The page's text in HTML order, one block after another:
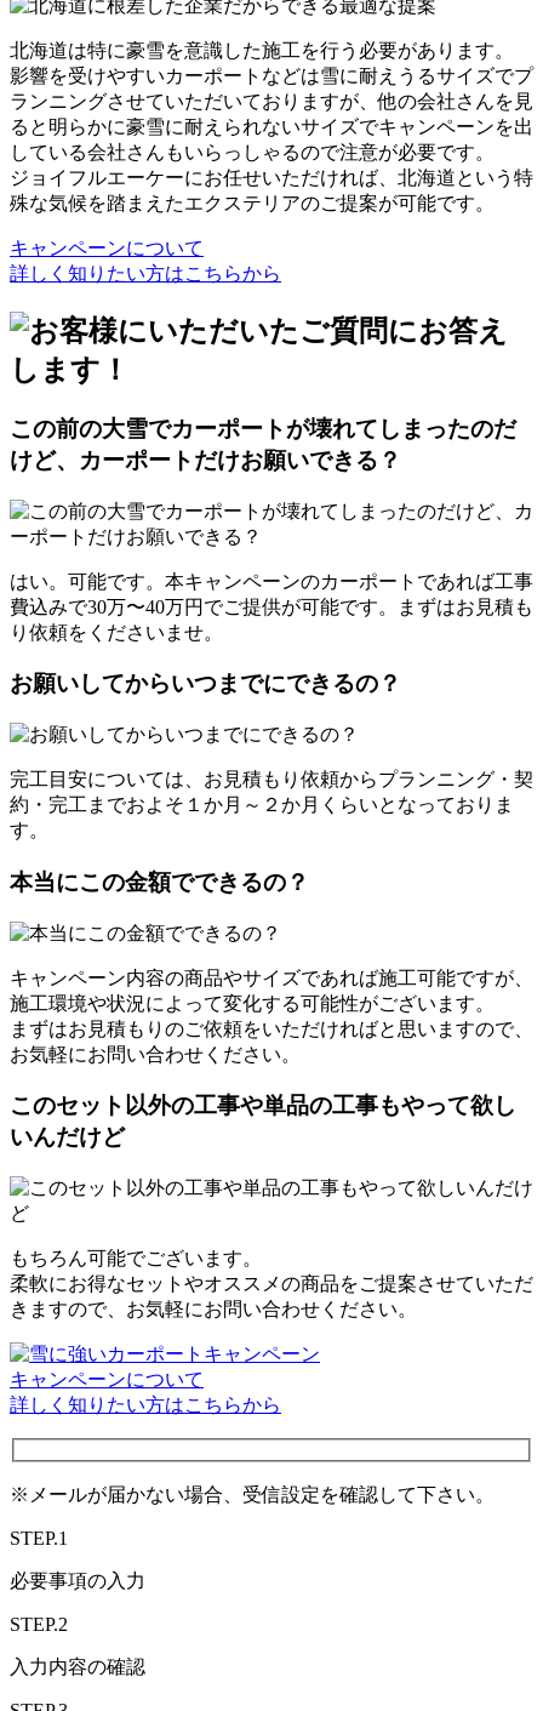
北海道は特に豪雪を意識した施工を行う必要があります。
影響を受けやすいカーポートなどは雪に耐えうるサイズでプ
ランニングさせていただいておりますが、他の会社さんを見
ると明らかに豪雪に耐えられないサイズでキャンペーンを出
している会社さんもいらっしゃるので注意が必要です。
ジョイフルエーケーにお任せいただければ、北海道という特
殊な気候を踏まえたエクステリアのご提案が可能です。
キャンペーンについて
詳しく知りたい方はこちらから
この前の大雪でカーポートが壊れてしまったのだ
けど、カーポートだけお願いできる？
はい。可能です。本キャンペーンのカーポートであれば工事
費込みで30万〜40万円でご提供が可能です。まずはお見積も
り依頼をくださいませ。
お願いしてからいつまでにできるの？
完工目安については、お見積もり依頼からプランニング・契
約・完工までおよそ１か月～２か月くらいとなっておりま
す。
本当にこの金額でできるの？
キャンペーン内容の商品やサイズであれば施工可能ですが、
施工環境や状況によって変化する可能性がございます。
まずはお見積もりのご依頼をいただければと思いますので、
お気軽にお問い合わせください。
このセット以外の工事や単品の工事もやって欲し
いんだけど
もちろん可能でございます。
柔軟にお得なセットやオススメの商品をご提案させていただ
きますので、お気軽にお問い合わせください。
キャンペーンについて
詳しく知りたい方はこちらから
※メールが届かない場合、受信設定を確認して下さい。
STEP.1
必要事項の入力
STEP.2
入力内容の確認